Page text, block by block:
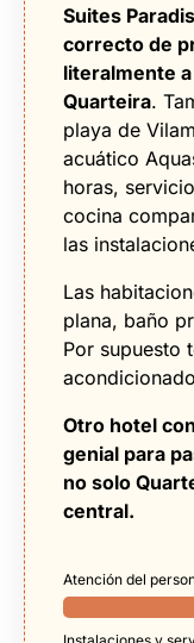
Suites
correcto de
literalmente
Quarteira.
playa de
acuático
horas,
cocina
las
Las
plana, baño
Por supuesto
Otro hotel
genial para
no solo
central.
Atención del